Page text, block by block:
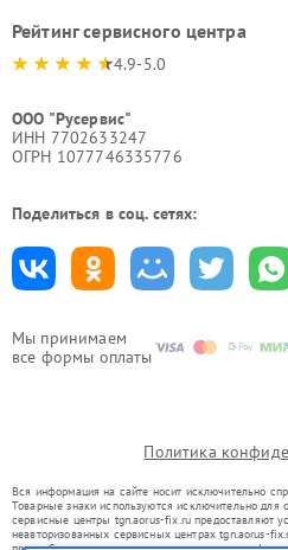
Мы принимаем
все формы оплаты
Рейтинг сервисного центра
4.9-5.0
ООО "Русервис"
ИНН 7702633247
ОГРН 1077746335776
Поделиться в соц. сетях:
Политика
Вся информация на сайте носит исключительно
Товарные знаки используются исключительно для
сервисные центры tgn.aorus-fix.ru предоставляют
неавторизованных сервисных центрах tgn.aorus-